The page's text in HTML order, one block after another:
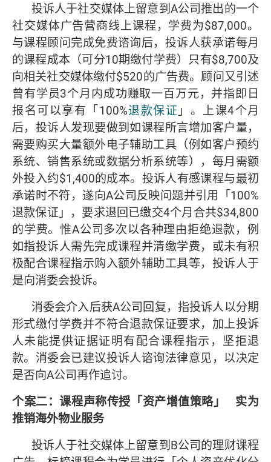
投诉人于社交媒体上留意到A公司推出的一个
社交媒体广告营商线上课程，学费为$87,000。
与课程顾问完成免费谘询后，投诉人获承诺每月
的课程成本（可分10期缴付学费）只有$8,700及
向相关社交媒体缴付$520的广告费。顾问又引述
曾有学员3个月内成功赚取一百万元，并指即日
报名可以享有「100%退款保证」。上课4个月
后，投诉人发现要做到如课程所言增加客户量，
需要购买大量额外电子辅助工具（例如客户预约
系统、销售系统或数据分析系统等），每月需额
外投入约$1,400的成本。投诉人有感课程与最初
承诺时不符，遂向A公司反映问题并引用「100%
退款保证」，要求退回已缴交4个月合共$34,800
的学费。惟A公司多次以各种理由拒绝退款，例
如指投诉人需先完成课程并清缴学费，或未有积
极配合课程指示购入额外辅助工具等，投诉人于
是向消委会投诉。
消委会介入后获A公司回复，指投诉人以分期
形式缴付学费并不符合退款保证要求，加上投诉
人未能提供证据证明有配合课程指示，坚拒退
款。消委会已建议投诉人谘询法律意见，以决定
是否向A公司再作追讨。
个案二：课程声称传授「资产增值策略」
实为
推销海外物业服务
投诉人于社交媒体上留意到B公司的理财课程